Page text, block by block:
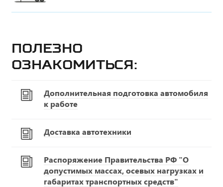
Полезно
ознакомиться:
Дополнительная подготовка автомобиля
к работе
Доставка автотехники
Распоряжение Правительства РФ "О
допустимых массах, осевых нагрузках и
габаритах транспортных средств"